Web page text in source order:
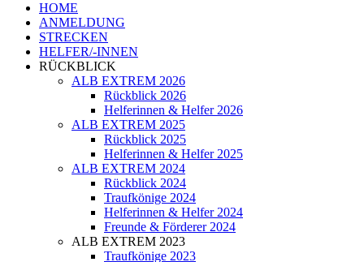
HOME
ANMELDUNG
STRECKEN
HELFER/-INNEN
RÜCKBLICK
ALB EXTREM 2026
Rückblick 2026
Helferinnen & Helfer 2026
ALB EXTREM 2025
Rückblick 2025
Helferinnen & Helfer 2025
ALB EXTREM 2024
Rückblick 2024
Traufkönige 2024
Helferinnen & Helfer 2024
Freunde & Förderer 2024
ALB EXTREM 2023
Traufkönige 2023